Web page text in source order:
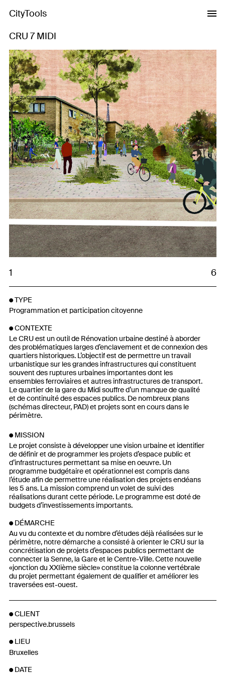
CityTools
CRU 7 MIDI
Previous Next
1 6
TYPE
Programmation et participation citoyenne
CONTEXTE
Le CRU est un outil de Rénovation urbaine destiné à aborder
des problématiques larges d’enclavement et de connexion des
quartiers historiques. L’objectif est de permettre un travail
urbanistique sur les grandes infrastructures qui constituent
souvent des ruptures urbaines importantes dont les
ensembles ferroviaires et autres infrastructures de transport.
Le quartier de la gare du Midi souffre d’un manque de qualité
et de continuité des espaces publics. De nombreux plans
(schémas directeur, PAD) et projets sont en cours dans le
périmètre.
MISSION
Le projet consiste à développer une vision urbaine et identifier
de définir et de programmer les projets d’espace public et
d’infrastructures permettant sa mise en oeuvre. Un
programme budgétaire et opérationnel est compris dans
l’étude afin de permettre une réalisation des projets endéans
les 5 ans. La mission comprend un volet de suivi des
réalisations durant cette période. Le programme est doté de
budgets d’investissements importants.
DÉMARCHE
Au vu du contexte et du nombre d’études déjà réalisées sur le
périmètre, notre démarche a consisté à orienter le CRU sur la
concrétisation de projets d’espaces publics permettant de
connecter la Senne, la Gare et le Centre-Ville. Cette nouvelle
«jonction du XXIième siècle» constitue la colonne vertébrale
du projet permettant également de qualifier et améliorer les
traversées est-ouest.
CLIENT
perspective.brussels
LIEU
Bruxelles
DATE